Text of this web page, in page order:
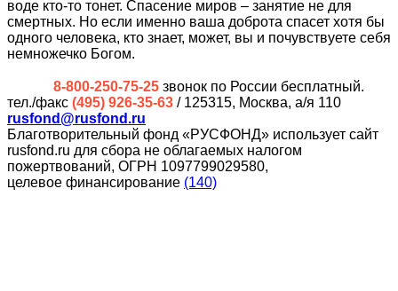
воде кто-то тонет. Спасение миров – занятие не для
смертных. Но если именно ваша доброта спасет хотя бы
одного человека, кто знает, может, вы и почувствуете себя
немножечко Богом.
8-800-250-75-25 звонок по России бесплатный.
тел./факс (495) 926-35-63 / 125315, Москва, а/я 110
rusfond@rusfond.ru
Благотворительный фонд «РУСФОНД» использует сайт
rusfond.ru для сбора не облагаемых налогом
пожертвований, ОГРН 1097799029580,
целевое финансирование (140)